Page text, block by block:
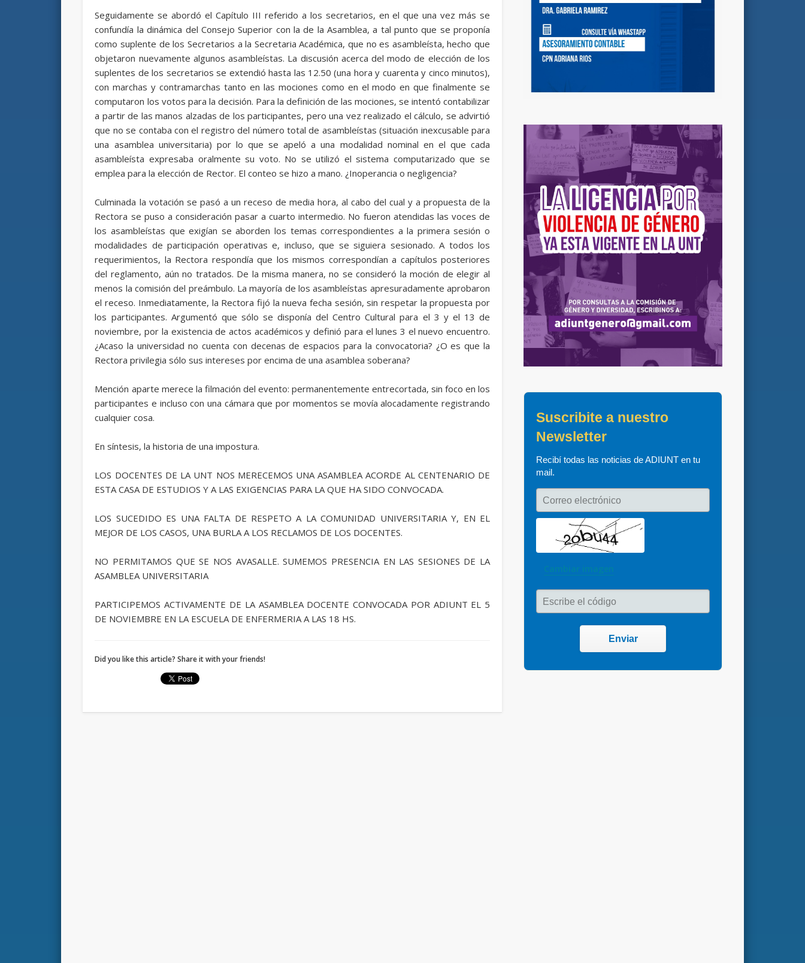
Seguidamente se abordó el Capítulo III referido a los secretarios, en el que una vez más se
confundía la dinámica del Consejo Superior con la de la Asamblea, a tal punto que se proponía
como suplente de los Secretarios a la Secretaria Académica, que no es asambleísta, hecho que
objetaron nuevamente algunos asambleístas. La discusión acerca del modo de elección de los
suplentes de los secretarios se extendió hasta las 12.50 (una hora y cuarenta y cinco minutos),
con marchas y contramarchas tanto en las mociones como en el modo en que finalmente se
computaron los votos para la decisión. Para la definición de las mociones, se intentó contabilizar
a partir de las manos alzadas de los participantes, pero una vez realizado el cálculo, se advirtió
que no se contaba con el registro del número total de asambleístas (situación inexcusable para
una asamblea universitaria) por lo que se apeló a una modalidad nominal en el que cada
asambleísta expresaba oralmente su voto. No se utilizó el sistema computarizado que se
emplea para la elección de Rector. El conteo se hizo a mano. ¿Inoperancia o negligencia?
Culminada la votación se pasó a un receso de media hora, al cabo del cual y a propuesta de la
Rectora se puso a consideración pasar a cuarto intermedio. No fueron atendidas las voces de
los asambleístas que exigían se aborden los temas correspondientes a la primera sesión o
modalidades de participación operativas e, incluso, que se siguiera sesionado. A todos los
requerimientos, la Rectora respondía que los mismos correspondían a capítulos posteriores
del reglamento, aún no tratados. De la misma manera, no se consideró la moción de elegir al
menos la comisión del preámbulo. La mayoría de los asambleístas apresuradamente aprobaron
el receso. Inmediatamente, la Rectora fijó la nueva fecha sesión, sin respetar la propuesta por
los participantes. Argumentó que sólo se disponía del Centro Cultural para el 3 y el 13 de
noviembre, por la existencia de actos académicos y definió para el lunes 3 el nuevo encuentro.
¿Acaso la universidad no cuenta con decenas de espacios para la convocatoria? ¿O es que la
Rectora privilegia sólo sus intereses por encima de una asamblea soberana?
Mención aparte merece la filmación del evento: permanentemente entrecortada, sin foco en los
participantes e incluso con una cámara que por momentos se movía alocadamente registrando
cualquier cosa.
En síntesis, la historia de una impostura.
LOS DOCENTES DE LA UNT NOS MERECEMOS UNA ASAMBLEA ACORDE AL CENTENARIO DE
ESTA CASA DE ESTUDIOS Y A LAS EXIGENCIAS PARA LA QUE HA SIDO CONVOCADA.
LOS SUCEDIDO ES UNA FALTA DE RESPETO A LA COMUNIDAD UNIVERSITARIA Y, EN EL
MEJOR DE LOS CASOS, UNA BURLA A LOS RECLAMOS DE LOS DOCENTES.
NO PERMITAMOS QUE SE NOS AVASALLE. SUMEMOS PRESENCIA EN LAS SESIONES DE LA
ASAMBLEA UNIVERSITARIA
PARTICIPEMOS ACTIVAMENTE DE LA ASAMBLEA DOCENTE CONVOCADA POR ADIUNT EL 5
DE NOVIEMBRE EN LA ESCUELA DE ENFERMERIA A LAS 18 HS.
Did you like this article? Share it with your friends!
Suscribite a nuestro
Newsletter
Recibí todas las noticias de ADIUNT en tu
mail.
Correo electrónico
Cambiar imagen
Escribe el código